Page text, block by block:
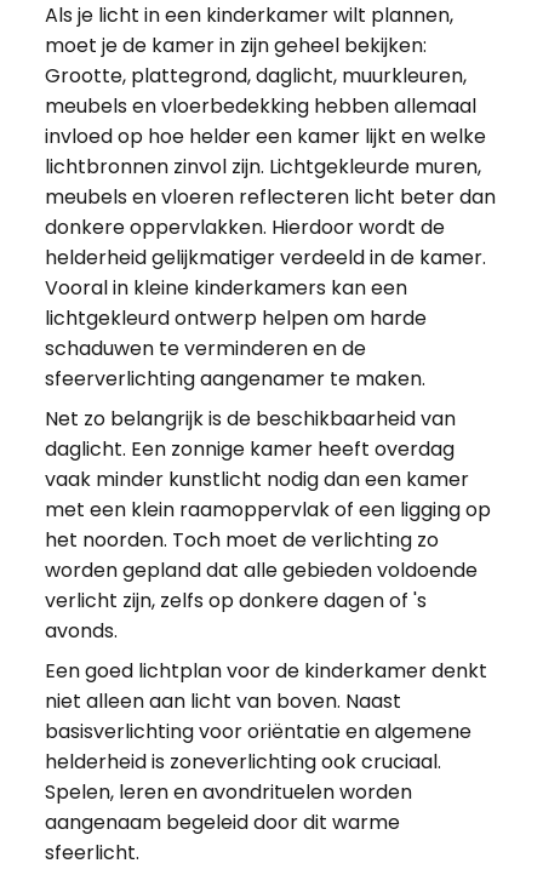
Als je licht in een kinderkamer wilt plannen,
moet je de kamer in zijn geheel bekijken:
Grootte, plattegrond, daglicht, muurkleuren,
meubels en vloerbedekking hebben allemaal
invloed op hoe helder een kamer lijkt en welke
lichtbronnen zinvol zijn. Lichtgekleurde muren,
meubels en vloeren reflecteren licht beter dan
donkere oppervlakken. Hierdoor wordt de
helderheid gelijkmatiger verdeeld in de kamer.
Vooral in kleine kinderkamers kan een
lichtgekleurd ontwerp helpen om harde
schaduwen te verminderen en de
sfeerverlichting aangenamer te maken.
Net zo belangrijk is de beschikbaarheid van
daglicht. Een zonnige kamer heeft overdag
vaak minder kunstlicht nodig dan een kamer
met een klein raamoppervlak of een ligging op
het noorden. Toch moet de verlichting zo
worden gepland dat alle gebieden voldoende
verlicht zijn, zelfs op donkere dagen of 's
avonds.
Een goed lichtplan voor de kinderkamer denkt
niet alleen aan licht van boven. Naast
basisverlichting voor oriëntatie en algemene
helderheid is zoneverlichting ook cruciaal.
Spelen, leren en avondrituelen worden
aangenaam begeleid door dit warme
sfeerlicht.